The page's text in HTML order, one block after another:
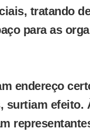
tratando
para as
endereço
surtiam efeito.